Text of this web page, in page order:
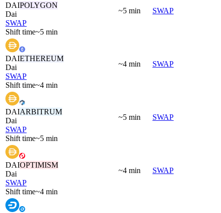
DAIPOLYGON
Dai
SWAP
Shift time~5 min
~5 min SWAP
DAIETHEREUM
Dai
SWAP
Shift time~4 min
~4 min SWAP
DAIARBITRUM
Dai
SWAP
Shift time~5 min
~5 min SWAP
DAIOPTIMISM
Dai
SWAP
Shift time~4 min
~4 min SWAP